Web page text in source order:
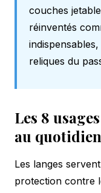
couches
réinventés
reliques du
Les 8
au quotidien
Les langes
protection contre